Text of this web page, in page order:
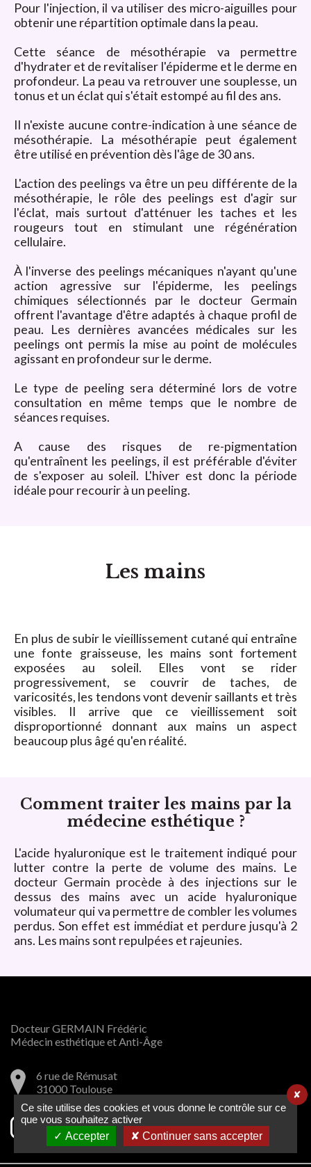
Ce site utilise des cookies et vous donne le contrôle sur ce
que vous souhaitez activer
✘
✓ Accepter ✘ Continuer sans accepter
Pour l'injection, il va utiliser des micro-aiguilles pour
obtenir une répartition optimale dans la peau.
Cette séance de mésothérapie va permettre
d'hydrater et de revitaliser l'épiderme et le derme en
profondeur. La peau va retrouver une souplesse, un
tonus et un éclat qui s'était estompé au fil des ans.
Il n'existe aucune contre-indication à une séance de
mésothérapie. La mésothérapie peut également
être utilisé en prévention dès l'âge de 30 ans.
L'action des peelings va être un peu différente de la
mésothérapie, le rôle des peelings est d'agir sur
l'éclat, mais surtout d'atténuer les taches et les
rougeurs tout en stimulant une régénération
cellulaire.
À l'inverse des peelings mécaniques n'ayant qu'une
action agressive sur l'épiderme, les peelings
chimiques sélectionnés par le docteur Germain
offrent l'avantage d'être adaptés à chaque profil de
peau. Les dernières avancées médicales sur les
peelings ont permis la mise au point de molécules
agissant en profondeur sur le derme.
Le type de peeling sera déterminé lors de votre
consultation en même temps que le nombre de
séances requises.
A cause des risques de re-pigmentation
qu'entraînent les peelings, il est préférable d'éviter
de s'exposer au soleil. L'hiver est donc la période
idéale pour recourir à un peeling.
Les mains
En plus de subir le vieillissement cutané qui entraîne
une fonte graisseuse, les mains sont fortement
exposées au soleil. Elles vont se rider
progressivement, se couvrir de taches, de
varicosités, les tendons vont devenir saillants et très
visibles. Il arrive que ce vieillissement soit
disproportionné donnant aux mains un aspect
beaucoup plus âgé qu'en réalité.
Comment traiter les mains par la
médecine esthétique ?
L'acide hyaluronique est le traitement indiqué pour
lutter contre la perte de volume des mains. Le
docteur Germain procède à des injections sur le
dessus des mains avec un acide hyaluronique
volumateur qui va permettre de combler les volumes
perdus. Son effet est immédiat et perdure jusqu'à 2
ans. Les mains sont repulpées et rajeunies.
Docteur GERMAIN Frédéric
Médecin esthétique et Anti-Âge
6 rue de Rémusat
31000 Toulouse
Rejoignez-nous sur Instagram